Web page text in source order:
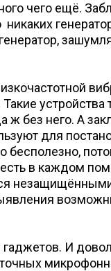
чего ещё.
без него. А
для
в каждом
И